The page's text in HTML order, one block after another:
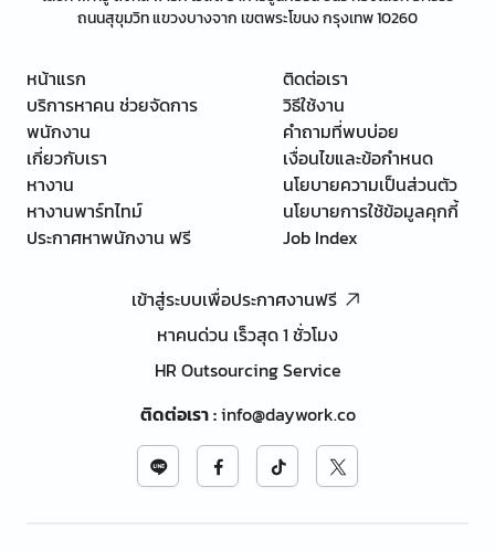
ถนนสุขุมวิท แขวงบางจาก เขตพระโขนง กรุงเทพ 10260
หน้าแรก
บริการหาคน ช่วยจัดการ
พนักงาน
เกี่ยวกับเรา
หางาน
หางานพาร์ทไทม์
ประกาศหาพนักงาน ฟรี
ติดต่อเรา
วิธีใช้งาน
คำถามที่พบบ่อย
เงื่อนไขและข้อกำหนด
นโยบายความเป็นส่วนตัว
นโยบายการใช้ข้อมูลคุกกี้
Job Index
เข้าสู่ระบบเพื่อประกาศงานฟรี
หาคนด่วน เร็วสุด 1 ชั่วโมง
HR Outsourcing Service
ติดต่อเรา:info@daywork.co